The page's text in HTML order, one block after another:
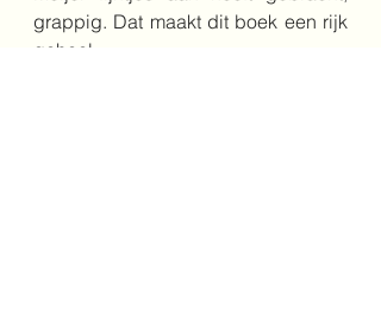
grappig. Dat maakt dit boek een rijk
geheel.